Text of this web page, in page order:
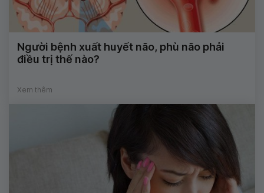
Người bệnh xuất huyết não, phù não phải
điều trị thế nào?
Xem thêm